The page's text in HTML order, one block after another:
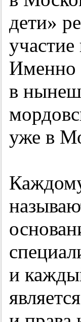
дети»
Именно
в
уже в
и